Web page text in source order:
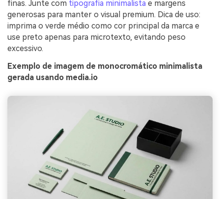
finas. Junte com tipografia minimalista e margens
generosas para manter o visual premium. Dica de uso:
imprima o verde médio como cor principal da marca e
use preto apenas para microtexto, evitando peso
excessivo.
Exemplo de imagem de monocromático minimalista
gerada usando media.io